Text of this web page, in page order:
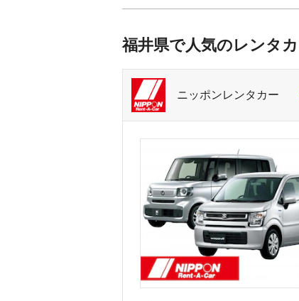
福井県で人気のレンタ
ニッポンレンタカー